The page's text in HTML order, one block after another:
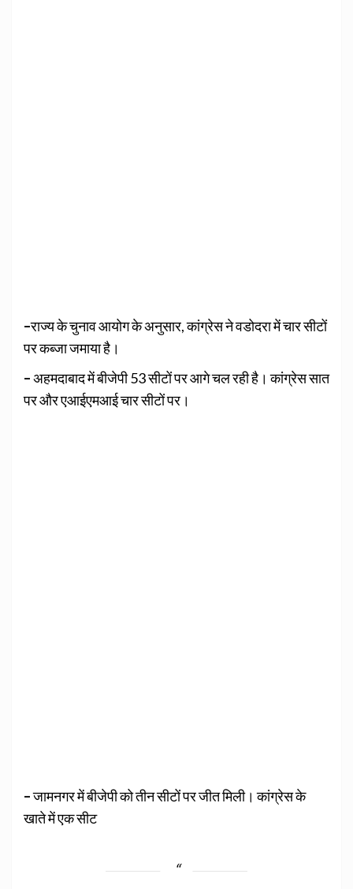
–राज्य के चुनाव आयोग के अनुसार, कांग्रेस ने वडोदरा में चार सीटों
पर कब्जा जमाया है।
–अहमदाबाद में बीजेपी 53 सीटों पर आगे चल रही है। कांग्रेस सात
पर और एआईएमआई चार सीटों पर।
–जामनगर में बीजेपी को तीन सीटों पर जीत मिली। कांग्रेस के
खाते में एक सीट